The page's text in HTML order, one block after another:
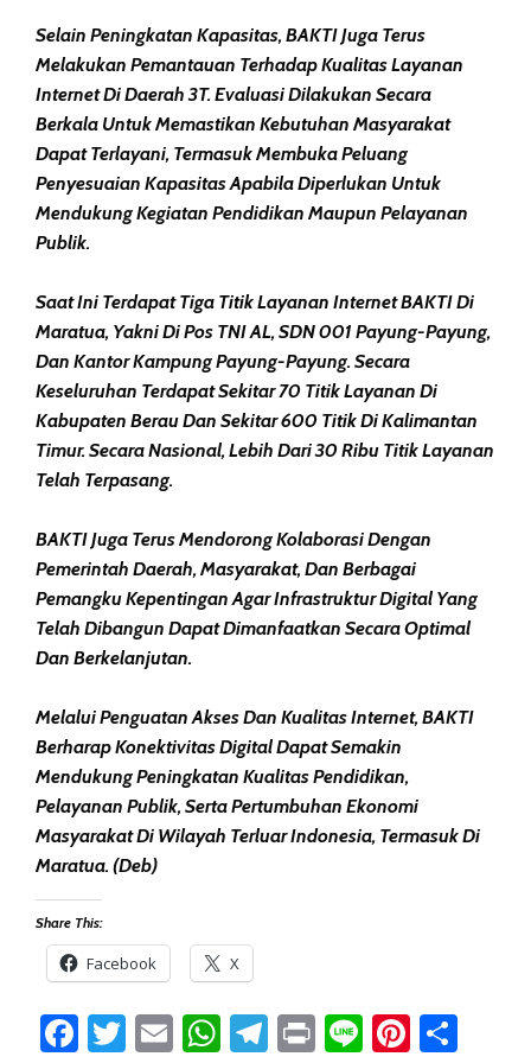
Selain Peningkatan Kapasitas, BAKTI Juga Terus
Melakukan Pemantauan Terhadap Kualitas Layanan
Internet Di Daerah 3T. Evaluasi Dilakukan Secara
Berkala Untuk Memastikan Kebutuhan Masyarakat
Dapat Terlayani, Termasuk Membuka Peluang
Penyesuaian Kapasitas Apabila Diperlukan Untuk
Mendukung Kegiatan Pendidikan Maupun Pelayanan
Publik.
Saat Ini Terdapat Tiga Titik Layanan Internet BAKTI Di
Maratua, Yakni Di Pos TNI AL, SDN 001 Payung-Payung,
Dan Kantor Kampung Payung-Payung. Secara
Keseluruhan Terdapat Sekitar 70 Titik Layanan Di
Kabupaten Berau Dan Sekitar 600 Titik Di Kalimantan
Timur. Secara Nasional, Lebih Dari 30 Ribu Titik Layanan
Telah Terpasang.
BAKTI Juga Terus Mendorong Kolaborasi Dengan
Pemerintah Daerah, Masyarakat, Dan Berbagai
Pemangku Kepentingan Agar Infrastruktur Digital Yang
Telah Dibangun Dapat Dimanfaatkan Secara Optimal
Dan Berkelanjutan.
Melalui Penguatan Akses Dan Kualitas Internet, BAKTI
Berharap Konektivitas Digital Dapat Semakin
Mendukung Peningkatan Kualitas Pendidikan,
Pelayanan Publik, Serta Pertumbuhan Ekonomi
Masyarakat Di Wilayah Terluar Indonesia, Termasuk Di
Maratua. (Deb)
Share This:
Facebook X
Facebook
Twitter
EmailWhatsApp
Telegram
PrintLine